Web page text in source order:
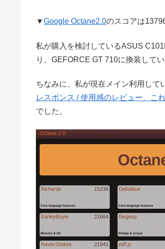
▼Google Octane2.0のスコアは
私が購入を検討しているASUS
り、GEFORCE GT 710に換装して
ちなみに、私が現在メイン利用して
レスポンス / 使用感のレビュー、こ
でした。